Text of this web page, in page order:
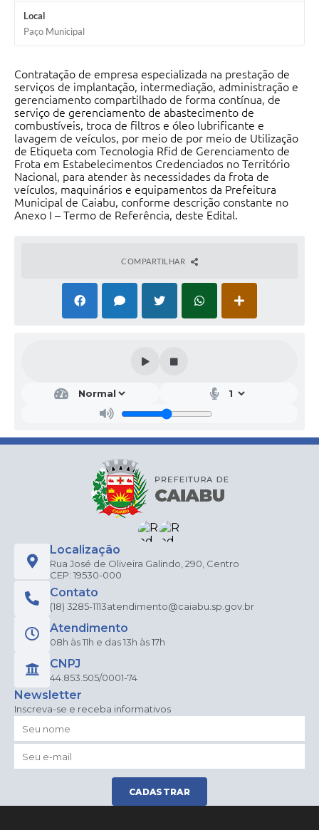
Local
Paço Municipal
Contratação de empresa especializada na prestação de
serviços de implantação, intermediação, administração e
gerenciamento compartilhado de forma contínua, de
serviço de gerenciamento de abastecimento de
combustíveis, troca de filtros e óleo lubrificante e
lavagem de veículos, por meio de por meio de Utilização
de Etiqueta com Tecnologia Rfid de Gerenciamento de
Frota em Estabelecimentos Credenciados no Território
Nacional, para atender às necessidades da frota de
veículos, maquinários e equipamentos da Prefeitura
Municipal de Caiabu, conforme descrição constante no
Anexo I – Termo de Referência, deste Edital.
COMPARTILHAR
Localização
Rua José de Oliveira Galindo, 290, Centro
CEP: 19530-000
Contato
(18) 3285-1113atendimento@caiabu.sp.gov.br
Atendimento
08h às 11h e das 13h às 17h
CNPJ
44.853.505/0001-74
Newsletter
Inscreva-se e receba informativos
CADASTRAR